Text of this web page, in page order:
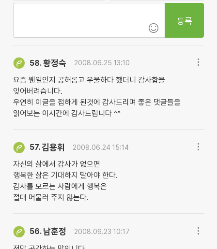
등록
58.황정숙 2008.06.25 13:10
요즘 웬일인지 공허롭고 우울하다 했더니 감사함을
잊어버려습니다.
우연히 이글을 접하게 된것에 감사드리며 좋은 댓글들을
읽어보는 이시간에 감사드립니다 ^^
57.김용휘 2008.06.24 15:14
자신의 삶에서 감사가 없으면
행복한 삶은 기대하지 말아야 한다.
감사를 모르는 사람에게 행복은
절대 머물러 주지 않는다.
56. 남훈정 2008.06.23 10:17